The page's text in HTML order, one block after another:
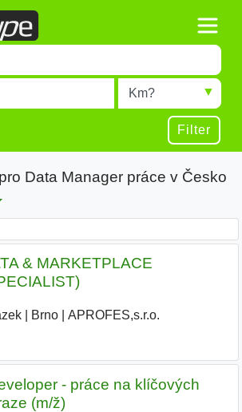
for results.
for results.
Radius
Filter
Data Manager práce v Česko
& MARKETPLACE
Brno APROFES,s.r.o.
- práce na klíčových
(m/ž)